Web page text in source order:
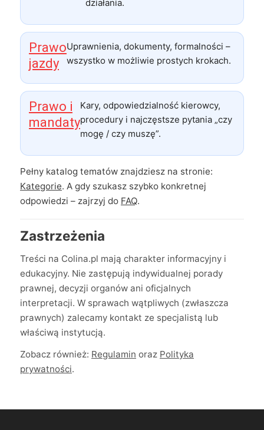
działania.
Prawo
jazdy
Uprawnienia, dokumenty, formalności –
wszystko w możliwie prostych krokach.
Prawo i
mandaty
Kary, odpowiedzialność kierowcy,
procedury i najczęstsze pytania „czy
mogę / czy muszę”.
Pełny katalog tematów znajdziesz na stronie:
Kategorie. A gdy szukasz szybko konkretnej
odpowiedzi – zajrzyj do FAQ.
Zastrzeżenia
Treści na Colina.pl mają charakter informacyjny i
edukacyjny. Nie zastępują indywidualnej porady
prawnej, decyzji organów ani oficjalnych
interpretacji. W sprawach wątpliwych (zwłaszcza
prawnych) zalecamy kontakt ze specjalistą lub
właściwą instytucją.
Zobacz również: Regulamin oraz Polityka
prywatności.